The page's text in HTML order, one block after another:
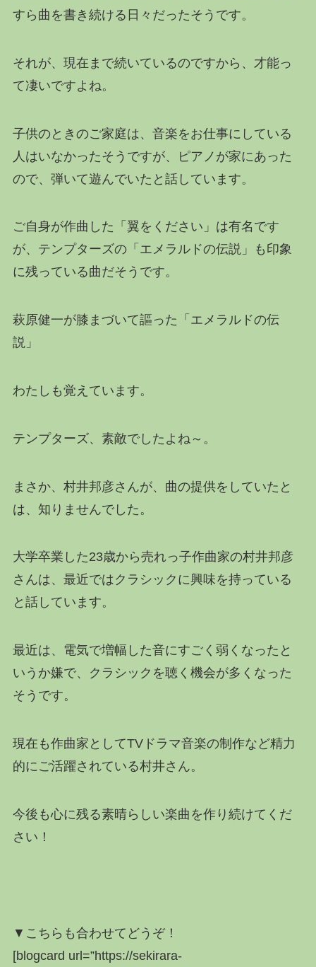
すら曲を書き続ける日々だったそうです。
それが、現在まで続いているのですから、才能っ
て凄いですよね。
子供のときのご家庭は、音楽をお仕事にしている
人はいなかったそうですが、ピアノが家にあった
ので、弾いて遊んでいたと話しています。
ご自身が作曲した「翼をください」は有名です
が、テンプターズの「エメラルドの伝説」も印象
に残っている曲だそうです。
萩原健一が膝まづいて謳った「エメラルドの伝
説」
わたしも覚えています。
テンプターズ、素敵でしたよね～。
まさか、村井邦彦さんが、曲の提供をしていたと
は、知りませんでした。
大学卒業した23歳から売れっ子作曲家の村井邦彦
さんは、最近ではクラシックに興味を持っている
と話しています。
最近は、電気で増幅した音にすごく弱くなったと
いうか嫌で、クラシックを聴く機会が多くなった
そうです。
現在も作曲家としてTVドラマ音楽の制作など精力
的にご活躍されている村井さん。
今後も心に残る素晴らしい楽曲を作り続けてくだ
さい！
▼こちらも合わせてどうぞ！
[blogcard url=”https://sekirara-